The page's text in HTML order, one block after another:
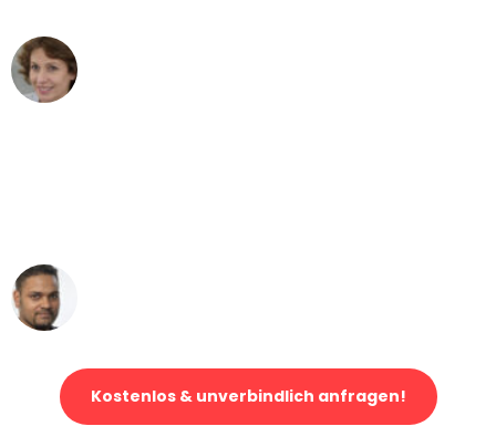
Kostenlos & unverbindlich anfragen!